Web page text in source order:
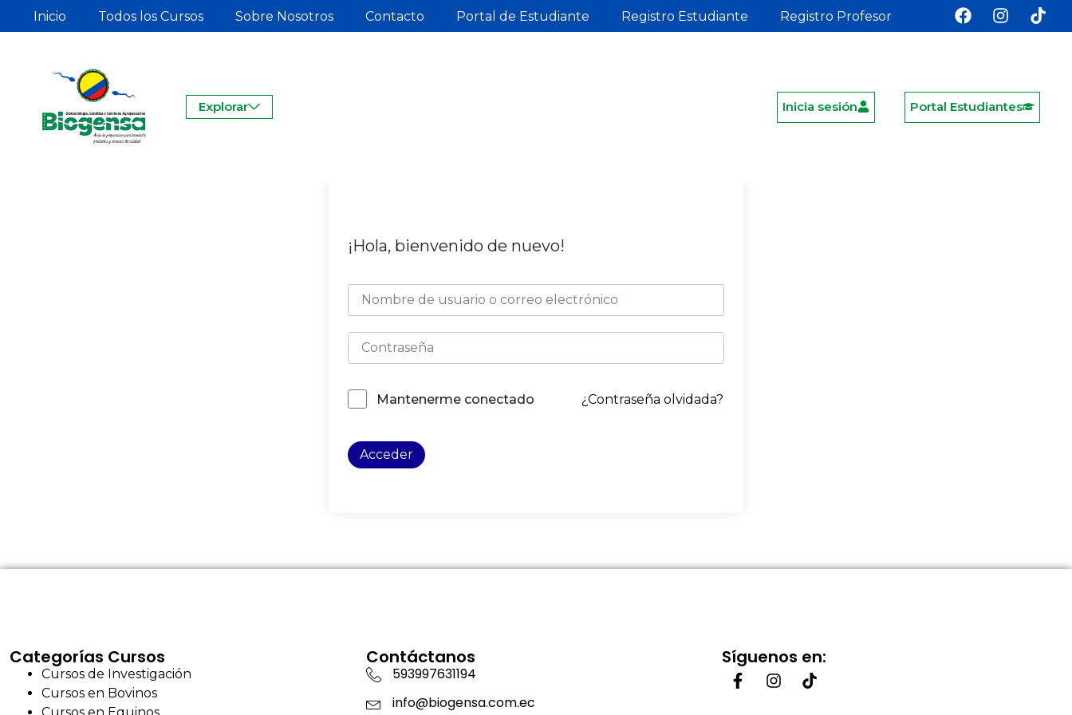
Inicio Todos los Cursos Sobre Nosotros Contacto Portal de Estudiante Registro Estudiante Registro Profesor
Explorar Inicia sesión Portal Estudiantes
¡Hola, bienvenido de nuevo!
Mantenerme conectado ¿Contraseña olvidada?
Acceder
Categorías Cursos
Cursos de Investigación
Cursos en Bovinos
Contáctanos
593997631194
info@biogensa.com.ec
Síguenos en: